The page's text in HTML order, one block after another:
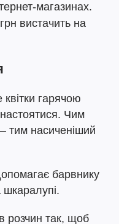
магазинах.
вистачить на
гарячою
Чим
тим насиченіший
барвнику
шкаралупі.
розчин так, щоб